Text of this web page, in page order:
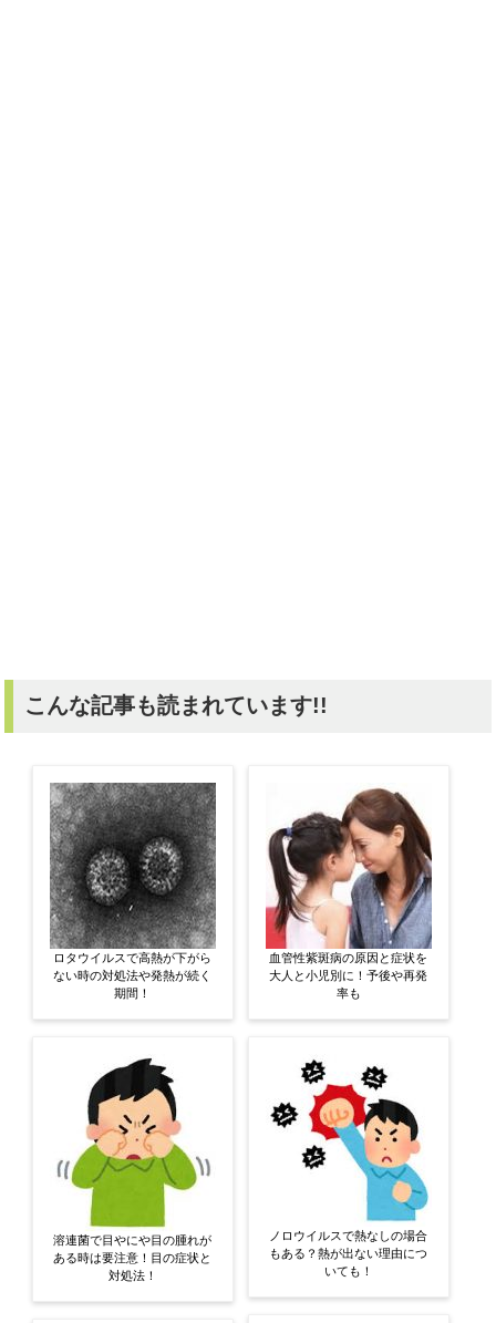
こんな記事も読まれています!!
ロタウイルスで高熱が下がら
ない時の対処法や発熱が続く
期間！
溶連菌で目やにや目の腫れが
ある時は要注意！目の症状と
対処法！
血管性紫斑病の原因と症状を
大人と小児別に！予後や再発
率も
ノロウイルスで熱なしの場合
もある？熱が出ない理由につ
いても！